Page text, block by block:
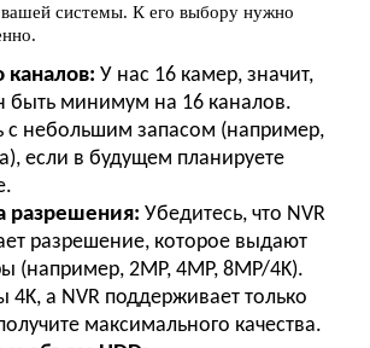
системы. К его выбору нужно
каналов: У нас 16 камер, значит,
быть минимум на 16 каналов.
с небольшим запасом (например,
если в будущем планируете
разрешения: Убедитесь, что NVR
разрешение, которое выдают
(например, 2MP, 4MP, 8MP/4K).
4K, а NVR поддерживает только
максимального качества.